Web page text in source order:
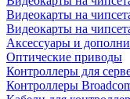
Видеокарты на
Видеокарты на
Аксессуары и
Оптические приводы
Контроллеры для
Контроллеры